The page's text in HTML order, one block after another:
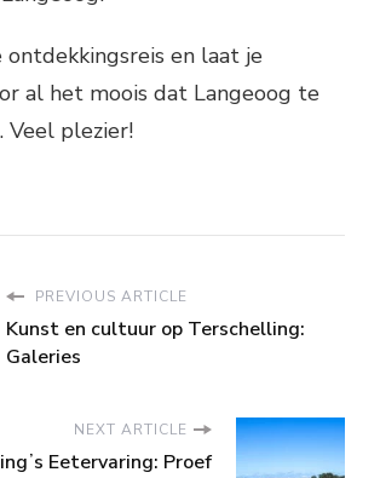
ontdekkingsreis en laat je
al het moois dat Langeoog te
Veel plezier!
PREVIOUS ARTICLE
Kunst en cultuur op Terschelling:
Galeries
NEXT ARTICLE
Eetervaring: Proef